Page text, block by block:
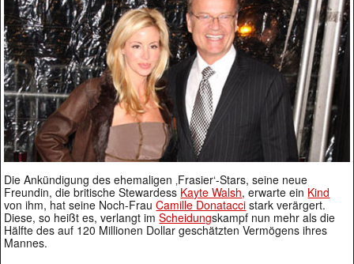
Die Ankündigung des ehemaligen ‚Frasier‘-Stars, seine neue
Freundin, die britische Stewardess Kayte Walsh, erwarte ein Kind
von ihm, hat seine Noch-FrauCamille Donatacci stark verärgert.
Diese, so heißt es, verlangt imScheidungskampf nun mehr als die
Hälfte des auf 120 Millionen Dollar geschätzten Vermögens ihres
Mannes.